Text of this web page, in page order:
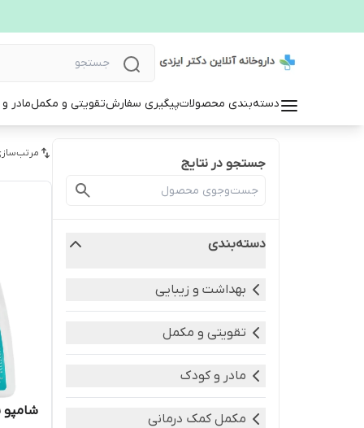
دسته‌بندی محصولاتپیگیری سفارشتقویتی و مکملمادر
جستجو در نتایج
دسته‌بندی
بهداشت و زیبایی
تقویتی و مکمل
مادر و کودک
مکمل کمک درمانی
شامپو